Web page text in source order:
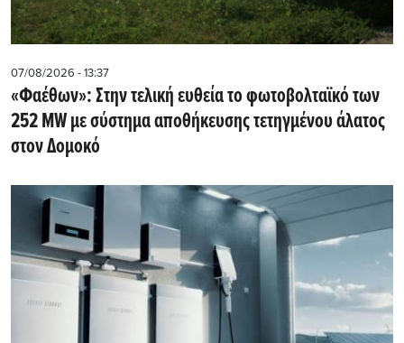
07/08/2026 - 13:37
«Φαέθων»: Στην τελική ευθεία το φωτοβολταϊκό των
252 MW με σύστημα αποθήκευσης τετηγμένου άλατος
στον Δομοκό